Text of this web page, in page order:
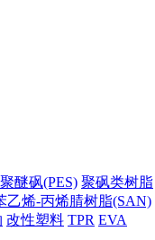
聚醚砜(PES) 聚砜类树脂
乙烯-丙烯腈树脂(SAN)
改性塑料 TPR EVA